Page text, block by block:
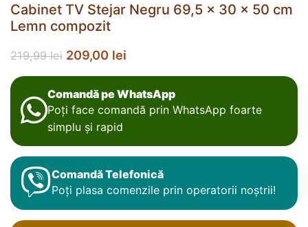
Cabinet TV Stejar Negru 69,5 x 30 x 50 cm
Lemn compozit
219,99lei 209,00 lei
Comandă pe WhatsApp
Poți face comandă prin WhatsApp foarte
simplu și rapid
Comandă Telefonică
Poți plasa comenzile prin operatorii noștrii!